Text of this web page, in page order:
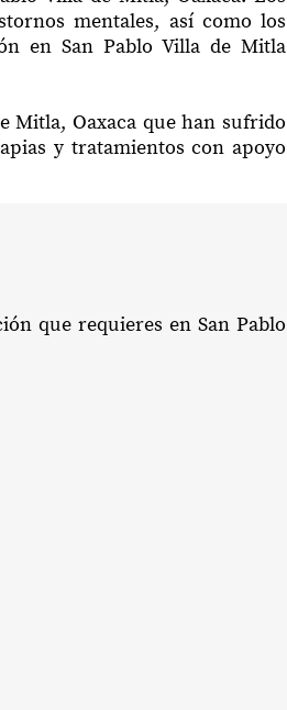
mentales, así como los
en San Pablo Villa de Mitla
Mitla, Oaxaca que han sufrido
y tratamientos con apoyo
que requieres en San Pablo